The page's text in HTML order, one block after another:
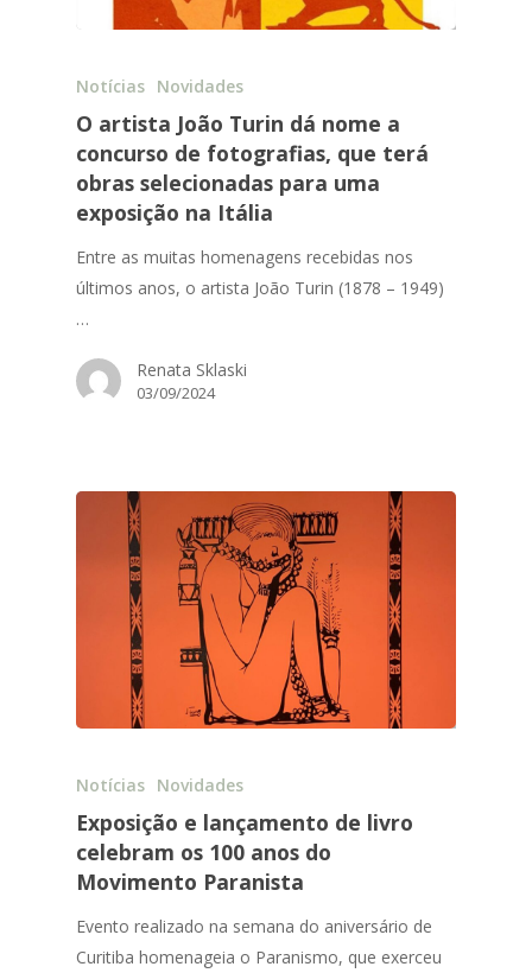
Notícias Novidades
O artista João Turin dá nome a
concurso de fotografias, que terá
obras selecionadas para uma
exposição na Itália
Entre as muitas homenagens recebidas nos
últimos anos, o artista João Turin (1878 – 1949)
…
Renata Sklaski
03/09/2024
Notícias Novidades
Exposição e lançamento de livro
celebram os 100 anos do
Movimento Paranista
Evento realizado na semana do aniversário de
Curitiba homenageia o Paranismo, que exerceu